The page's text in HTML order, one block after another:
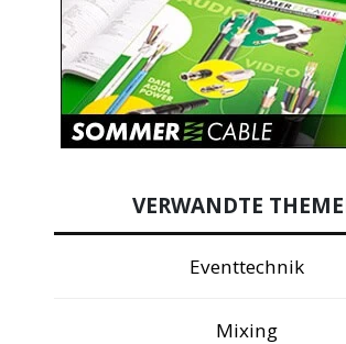
VERWANDTE
Eventtechnik
Mixing